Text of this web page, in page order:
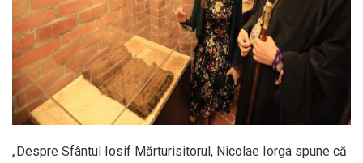
„Despre Sfântul Iosif Mărturisitorul, Nicolae Iorga spune că